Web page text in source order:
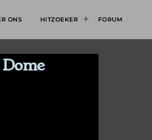
ONS HITZOEKER FORUM